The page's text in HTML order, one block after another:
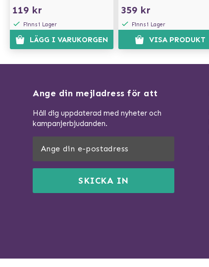
119 kr
Finns i Lager
LÄGG I VARUKORGEN
359 kr
Finns i Lager
VISA PRODUKT
Ange din mejladress för att
Håll dig uppdaterad med nyheter och
kampanjerbjudanden.
SKICKA IN